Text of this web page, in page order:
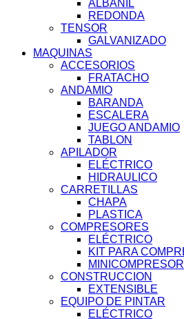
ALBAÑIL
REDONDA
TENSOR
GALVANIZADO
MAQUINAS
ACCESORIOS
FRATACHO
ANDAMIO
BARANDA
ESCALERA
JUEGO ANDAMIO
TABLON
APILADOR
ELÉCTRICO
HIDRAULICO
CARRETILLAS
CHAPA
PLASTICA
COMPRESORES
ELÉCTRICO
KIT PARA
MINICOMPRESOR
CONSTRUCCION
EXTENSIBLE
EQUIPO DE PINTAR
ELÉCTRICO